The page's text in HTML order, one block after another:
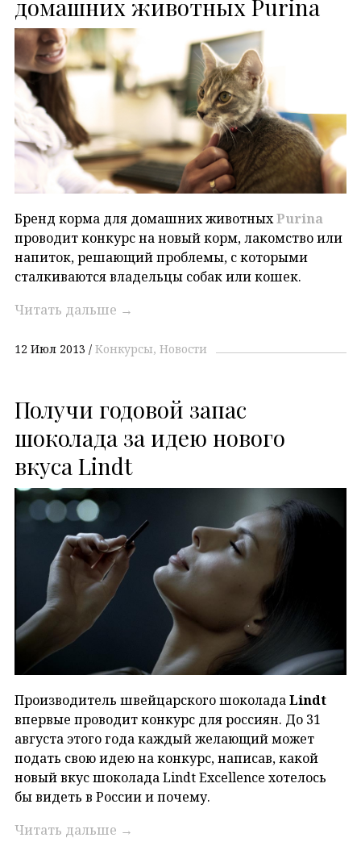
домашних животных Purina
Бренд корма для домашних животныхPurina
проводит конкурс на новый корм, лакомство или
напиток, решающий проблемы, с которыми
сталкиваются владельцы собак или кошек.
Читать дальше →
12 Июл 2013 Конкурсы Новости
Получи годовой запас
шоколада за идею нового
вкуса Lindt
Производитель швейцарского шоколада Lindt
впервые проводит конкурс для россиян. До 31
августа этого года каждый желающий может
подать свою идею на конкурс, написав, какой
новый вкус шоколада Lindt Excellence хотелось
бы видеть в России и почему.
Читать дальше →